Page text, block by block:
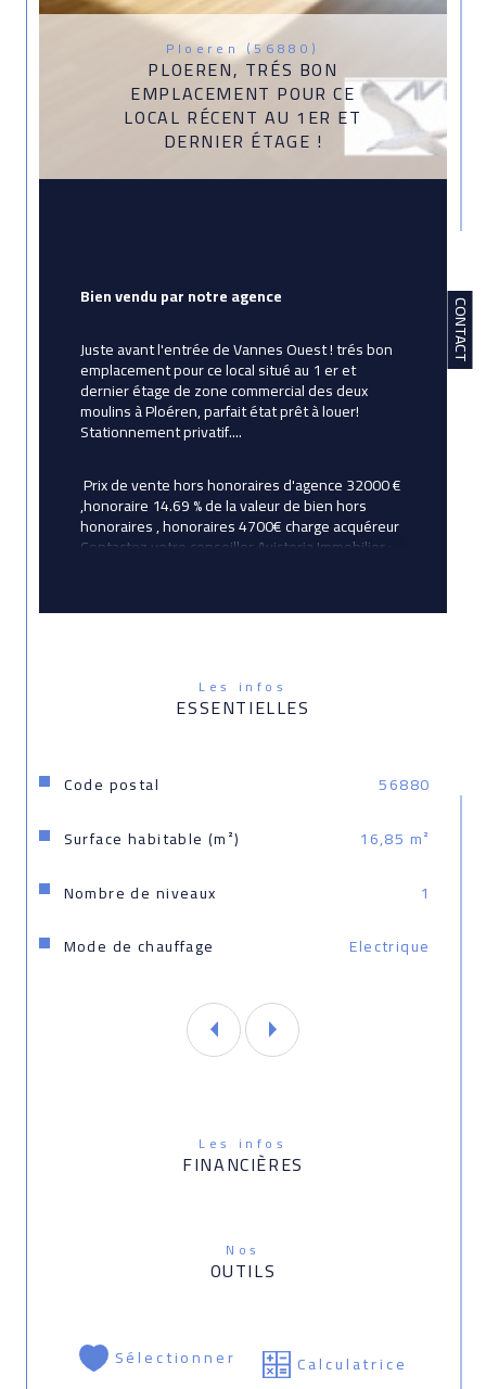
CONTACT
Ploeren (56880)
PLOEREN, TRÉS BON
EMPLACEMENT POUR CE
LOCAL RÉCENT AU 1ER ET
DERNIER ÉTAGE !
Les infos
ESSENTIELLES
Caractéristiques Valeurs
Code postal
56880
Surface habitable (m²)
16,85 m²
Nombre de niveaux
1
Mode de chauffage
Electrique
Bien vendu par notre agence
Juste avant l'entrée de Vannes Ouest ! trés bon
emplacement pour ce local situé au 1 er et
dernier étage de zone commercial des deux
moulins à Ploéren, parfait état prêt à louer!
Stationnement privatif....
,honoraire 14.69 % de la valeur de bien hors
honoraires , honoraires 4700€ charge acquéreur
Contactez votre conseiller Avictoria Immobilier :
Les infos
FINANCIÈRES
Nos
OUTILS
Sélectionner
Calculatrice